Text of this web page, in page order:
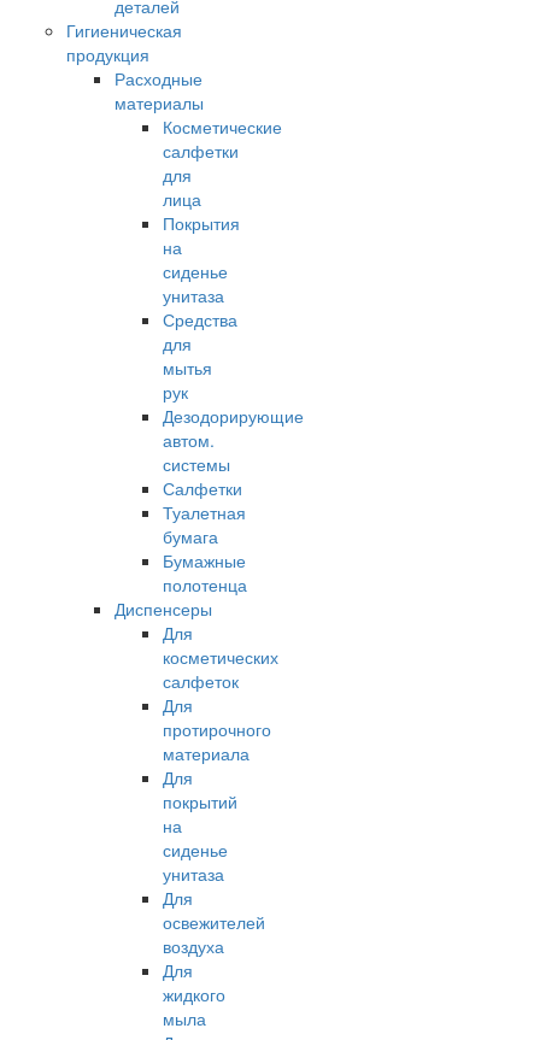
деталей
Гигиеническая
продукция
Расходные
материалы
Косметические
салфетки
для
лица
Покрытия
на
сиденье
унитаза
Средства
для
мытья
рук
Дезодорирующие
автом.
системы
Салфетки
Туалетная
бумага
Бумажные
полотенца
Диспенсеры
Для
косметических
салфеток
Для
протирочного
материала
Для
покрытий
на
сиденье
унитаза
Для
освежителей
воздуха
Для
жидкого
мыла